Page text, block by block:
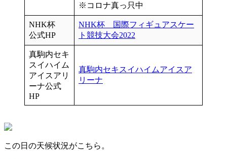
※コロナ真っ只中
NHK杯
公式HP
NHK杯 国際フィギュアスケー
ト競技大会2022
真駒内セキ
スイハイム
アイスアリ
ーナ公式
HP
真駒内セキスイハイムアイスア
リーナ
この日の天候状況がこちら。